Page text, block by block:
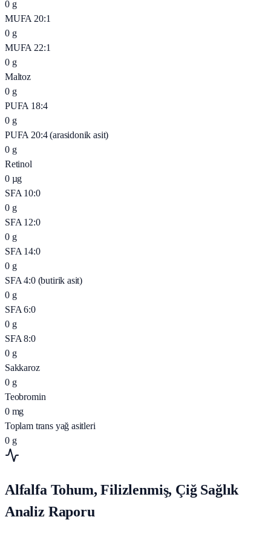
0 g
MUFA 20:1
0 g
MUFA 22:1
0 g
Maltoz
0 g
PUFA 18:4
0 g
PUFA 20:4 (arasidonik asit)
0 g
Retinol
0 µg
SFA 10:0
0 g
SFA 12:0
0 g
SFA 14:0
0 g
SFA 4:0 (butirik asit)
0 g
SFA 6:0
0 g
SFA 8:0
0 g
Sakkaroz
0 g
Teobromin
0 mg
Toplam trans yağ asitleri
0 g
Alfalfa Tohum, Filizlenmiş, Çiğ Sağlık
Analiz Raporu